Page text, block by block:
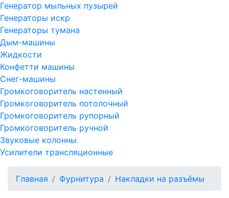
Генератор мыльных пузырей
Генераторы искр
Генераторы тумана
Дым-машины
Жидкости
Конфетти машины
Снег-машины
Громкоговоритель настенный
Громкоговоритель потолочный
Громкоговоритель рупорный
Громкоговоритель ручной
Звуковые колонны
Усилители трансляционные
Главная Фурнитура Накладки на разъёмы